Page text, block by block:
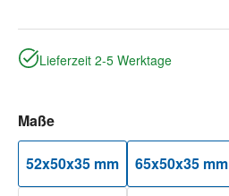
Lieferzeit 2-5 Werktage
Maßeauswählen
52x50x35 mm 65x50x35 mm